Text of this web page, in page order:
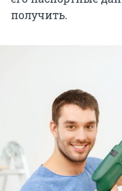
получить.